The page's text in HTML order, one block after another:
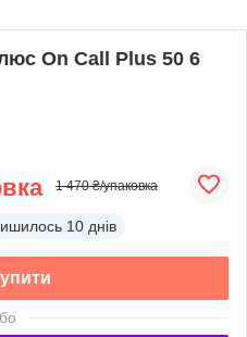
On Call Plus 50 6
1 470 ₴/упаковка
10 днів